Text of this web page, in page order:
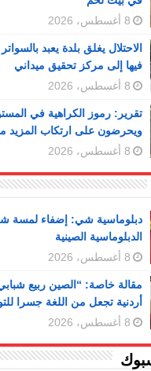
8 أغسطس، 2026
الاحتلال يغلق بلدة يعبد
فيها إلى مركز تحقيق ميداني
8 أغسطس، 2026
تقرير: رموز الكراهية في
ويحرضون على ارتكاب المزيد
8 أغسطس، 2026
دبلوماسية شي: إضفاء لمسة
الدبلوماسية الصينية
8 أغسطس، 2026
مقالة خاصة: “الصين ربيع
أردنية تجعل من اللغة جسرا
8 أغسطس، 2026